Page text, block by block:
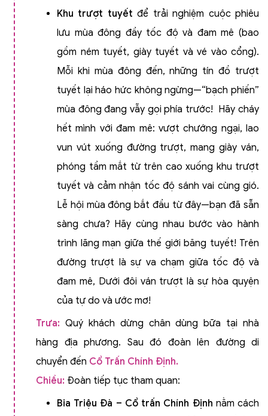
Khu trượt tuyếtđể trải nghiệm cuộc phiêu
lưu mùa đông đầy tốc độ và đam mê (bao
gồm ném tuyết, giày tuyết và vé vào cổng).
Mỗi khi mùa đông đến, những tín đồ trượt
tuyết lại háo hức không ngừng—“bạch phiến”
mùa đông đang vẫy gọi phía trước! Hãy cháy
hết mình với đam mê: vượt chướng ngại, lao
vun vút xuống đường trượt, mang giày ván,
phóng tầm mắt từ trên cao xuống khu trượt
tuyết và cảm nhận tốc độ sánh vai cùng gió.
Lễ hội mùa đông bắt đầu từ đây—bạn đã sẵn
sàng chưa? Hãy cùng nhau bước vào hành
trình lãng mạn giữa thế giới băng tuyết! Trên
đường trượt là sự va chạm giữa tốc độ và
đam mê, Dưới đôi ván trượt là sự hòa quyện
của tự do và ước mơ!
Trưa: Quý khách dừng chân dùng bữa tại nhà
hàng địa phương. Sau đó đoàn lên đường di
chuyển đến Cổ Trấn Chính Định.
Chiều: Đoàn tiếp tục tham quan:
Bia Triệu Đà – Cổ trấn Chính Định nằm cách